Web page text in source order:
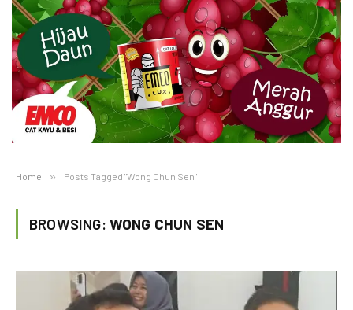
Home » Posts Tagged "Wong Chun Sen"
BROWSING: WONG CHUN SEN